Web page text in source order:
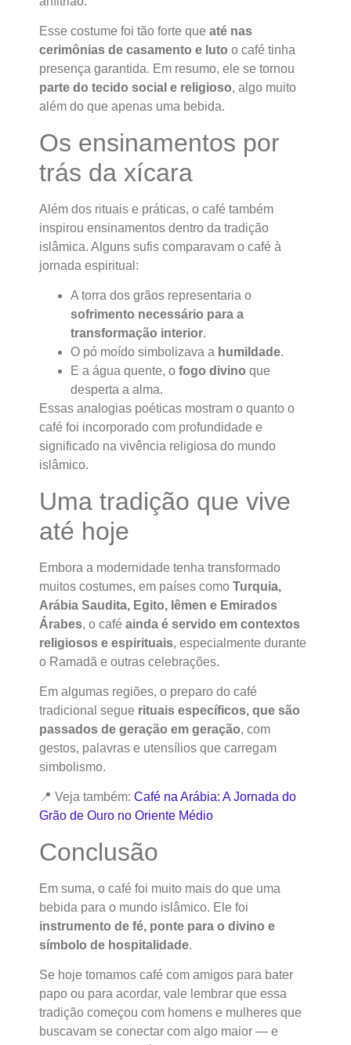
Esse costume foi tão forte que até nas
cerimônias de casamento e luto o café tinha
presença garantida. Em resumo, ele se tornou
parte do tecido social e religioso, algo muito
além do que apenas uma bebida.
Os ensinamentos por
trás da xícara
Além dos rituais e práticas, o café também
inspirou ensinamentos dentro da tradição
islâmica. Alguns sufis comparavam o café à
jornada espiritual:
A torra dos grãos representaria o
sofrimento necessário para a
transformação interior.
O pó moído simbolizava a humildade.
E a água quente, o fogo divino que
desperta a alma.
Essas analogias poéticas mostram o quanto o
café foi incorporado com profundidade e
significado na vivência religiosa do mundo
islâmico.
Uma tradição que vive
até hoje
Embora a modernidade tenha transformado
muitos costumes, em países como Turquia,
Arábia Saudita, Egito, Iêmen e Emirados
Árabes, o café ainda é servido em contextos
religiosos e espirituais, especialmente durante
o Ramadã e outras celebrações.
Em algumas regiões, o preparo do café
tradicional segue rituais específicos, que são
passados de geração em geração, com
gestos, palavras e utensílios que carregam
simbolismo.
📍 Veja também: Café na Arábia: A Jornada do
Grão de Ouro no Oriente Médio
Conclusão
Em suma, o café foi muito mais do que uma
bebida para o mundo islâmico. Ele foi
instrumento de fé, ponte para o divino e
símbolo de hospitalidade.
Se hoje tomamos café com amigos para bater
papo ou para acordar, vale lembrar que essa
tradição começou com homens e mulheres que
buscavam se conectar com algo maior — e